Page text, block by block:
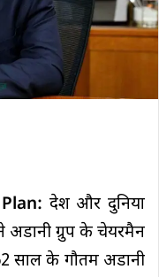
देश और दुनिया
ग्रुप के चेयरमैन
साल के गौतम अडानी